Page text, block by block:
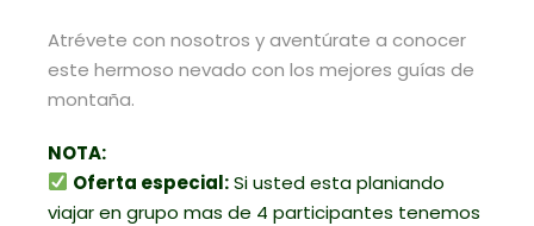
Atrévete con nosotros y aventúrate a conocer
este hermoso nevado con los mejores guías de
montaña.
NOTA:
Oferta especial:Si usted esta planiando
viajar en grupo mas de 4 participantes tenemos